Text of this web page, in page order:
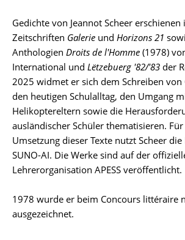
Gedichte von Jeannot Scheer erschienen
Zeitschriften Galerie und Horizons 21
Anthologien Droits de l'Homme (1978)
International und Lëtzebuerg '82/'83 der
2025 widmet er sich dem Schreiben von
den heutigen Schulalltag, den Umgang
Helikoptereltern sowie die
ausländischer Schüler thematisieren.
Umsetzung dieser Texte nutzt Scheer
SUNO-AI. Die Werke sind auf der
Lehrerorganisation APESS veröffentlicht.
1978 wurde er beim Concours littéraire
ausgezeichnet.